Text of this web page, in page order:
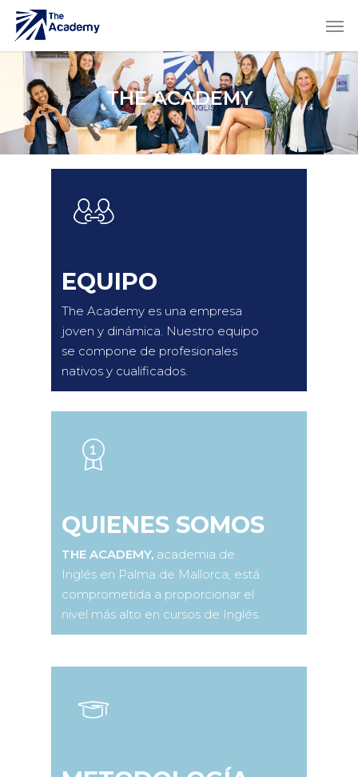
THE ACADEMY
EQUIPO
The Academy es una empresa
joven y dinámica. Nuestro equipo
se compone de profesionales
nativos y cualificados.
QUIENES SOMOS
THE ACADEMY, academia de
Inglés en Palma de Mallorca, está
comprometida a proporcionar el
nivel más alto en cursos de Inglés.